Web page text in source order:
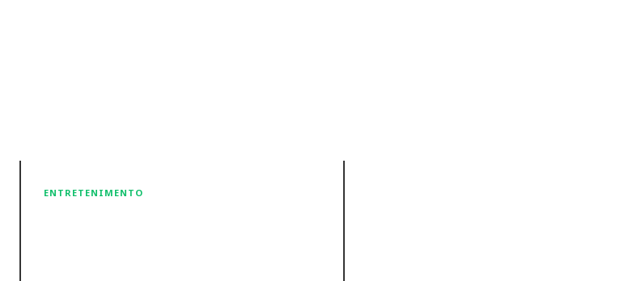
ENTRETENIMENTO